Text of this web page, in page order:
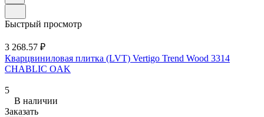
Быстрый просмотр
3 268.57 ₽
Кварцвиниловая плитка (LVT) Vertigo Trend Wood 3314
CHABLIC OAK
5
В наличии
Заказать